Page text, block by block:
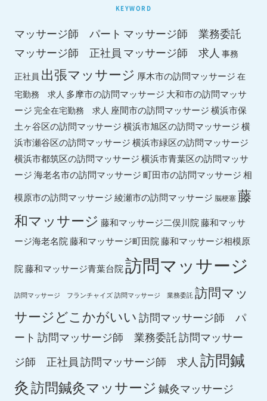
KEYWORD
マッサージ師 パート マッサージ師 業務委託
マッサージ師 正社員 マッサージ師 求人 事務
正社員 出張マッサージ 厚木市の訪問マッサージ 在
宅勤務 求人 多摩市の訪問マッサージ 大和市の訪問マッサ
ージ 完全在宅勤務 求人 座間市の訪問マッサージ横浜市保
土ヶ谷区の訪問マッサージ横浜市旭区の訪問マッサージ横
浜市瀬谷区の訪問マッサージ横浜市緑区の訪問マッサージ
横浜市都筑区の訪問マッサージ横浜市青葉区の訪問マッサ
ージ海老名市の訪問マッサージ町田市の訪問マッサージ相
模原市の訪問マッサージ綾瀬市の訪問マッサージ 脳梗塞藤
和マッサージ 藤和マッサージ二俣川院藤和マッサ
ージ海老名院藤和マッサージ町田院藤和マッサージ相模原
院藤和マッサージ青葉台院訪問マッサージ
訪問マッサージ フランチャイズ 訪問マッサージ 業務委託 訪問マッ
サージどこかがいい 訪問マッサージ師 パ
ート 訪問マッサージ師 業務委託訪問マッサー
ジ師 正社員 訪問マッサージ師 求人 訪問鍼
灸訪問鍼灸マッサージ 鍼灸マッサージ